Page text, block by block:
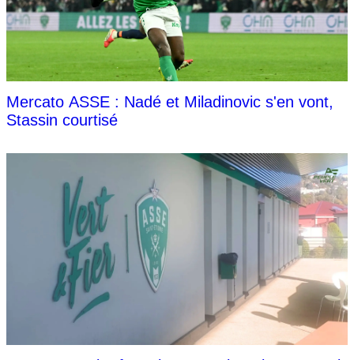
Mercato ASSE : Nadé et Miladinovic s'en vont,
Stassin courtisé